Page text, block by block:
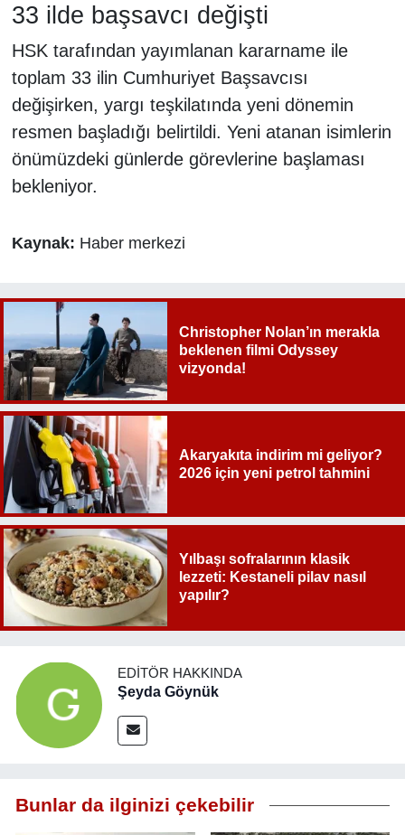
33 ilde başsavcı değişti
HSK tarafından yayımlanan kararname ile
toplam 33 ilin Cumhuriyet Başsavcısı
değişirken, yargı teşkilatında yeni dönemin
resmen başladığı belirtildi. Yeni atanan isimlerin
önümüzdeki günlerde görevlerine başlaması
bekleniyor.
Kaynak: Haber merkezi
Christopher Nolan’ın merakla
beklenen filmi Odyssey
vizyonda!
Akaryakıta indirim mi geliyor?
2026 için yeni petrol tahmini
Yılbaşı sofralarının klasik
lezzeti: Kestaneli pilav nasıl
yapılır?
EDITÖR HAKKINDA
Şeyda Göynük
Bunlar da ilginizi çekebilir